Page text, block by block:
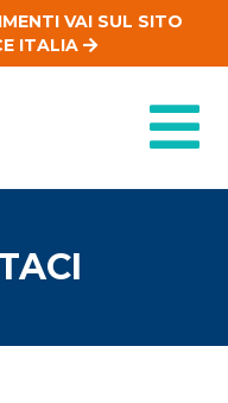
VAI SUL SITO
ITALIA